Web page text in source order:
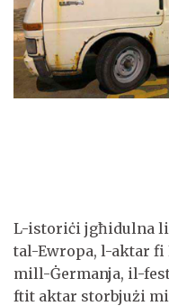
L-istoriċi jgħidulna
tal-Ewropa, l-aktar
mill-Ġermanja, il-
ftit aktar storbjużi